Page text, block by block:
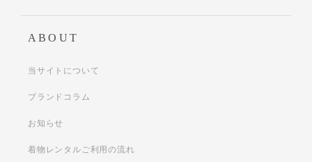
ABOUT
当サイトについて
ブランドコラム
お知らせ
着物レンタルご利用の流れ